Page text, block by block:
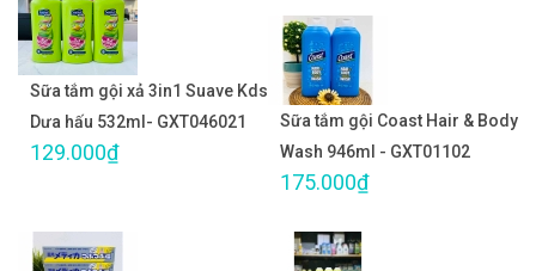
Sữa tắm gội xả 3in1 Suave Kds
Dưa hấu 532ml- GXT046021
129.000₫
Sữa tắm gội Coast Hair & Body
Wash 946ml - GXT01102
175.000₫